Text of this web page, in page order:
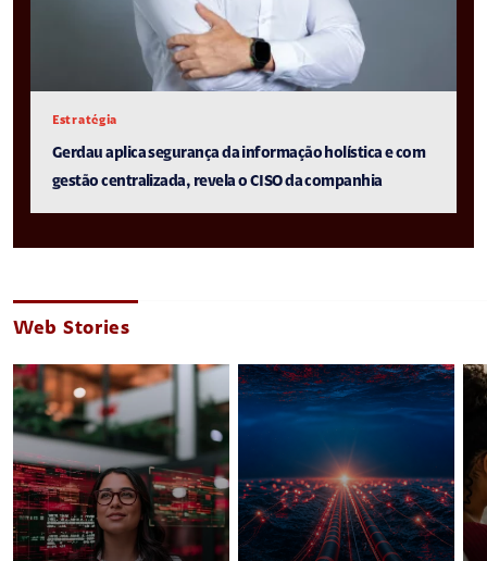
Estratégia
Gerdau aplica segurança da informação holística e com
gestão centralizada, revela o CISO da companhia
Web Stories